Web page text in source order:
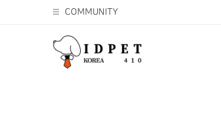
COMMUNITY